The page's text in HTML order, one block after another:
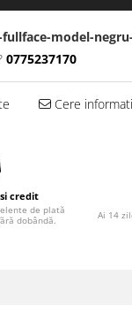
fullface-model-
0775237170
Cere
credit
de plată
dobândă.
Ai 14